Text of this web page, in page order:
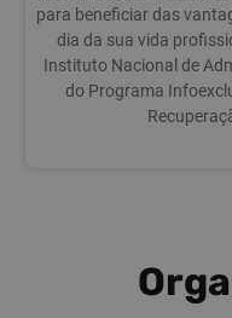
para beneficiar das
dia da sua vida
Instituto Nacional de
do Programa